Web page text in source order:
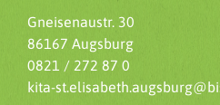
Gneisenaustr. 30
86167 Augsburg
0821 / 272 87 0
kita-